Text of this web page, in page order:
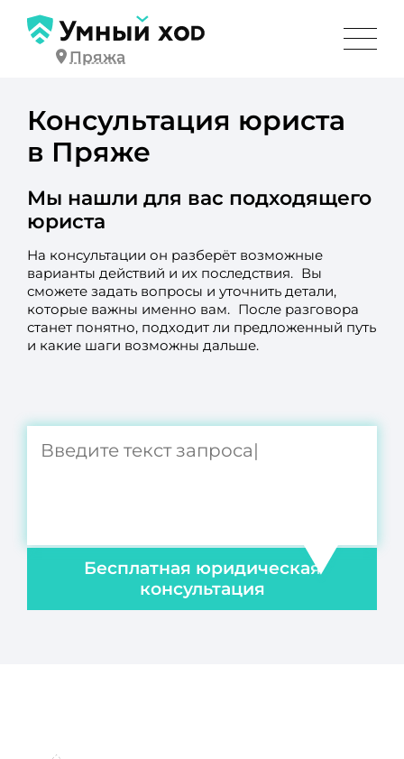
Пряжа
Консультация юриста
в Пряже
Мы нашли для вас подходящего
юриста
На консультации он разберёт возможные
варианты действий и их последствия. Вы
сможете задать вопросы и уточнить детали,
которые важны именно вам. После разговора
станет понятно, подходит ли предложенный путь
и какие шаги возможны дальше.
Бесплатная юридическая
консультация